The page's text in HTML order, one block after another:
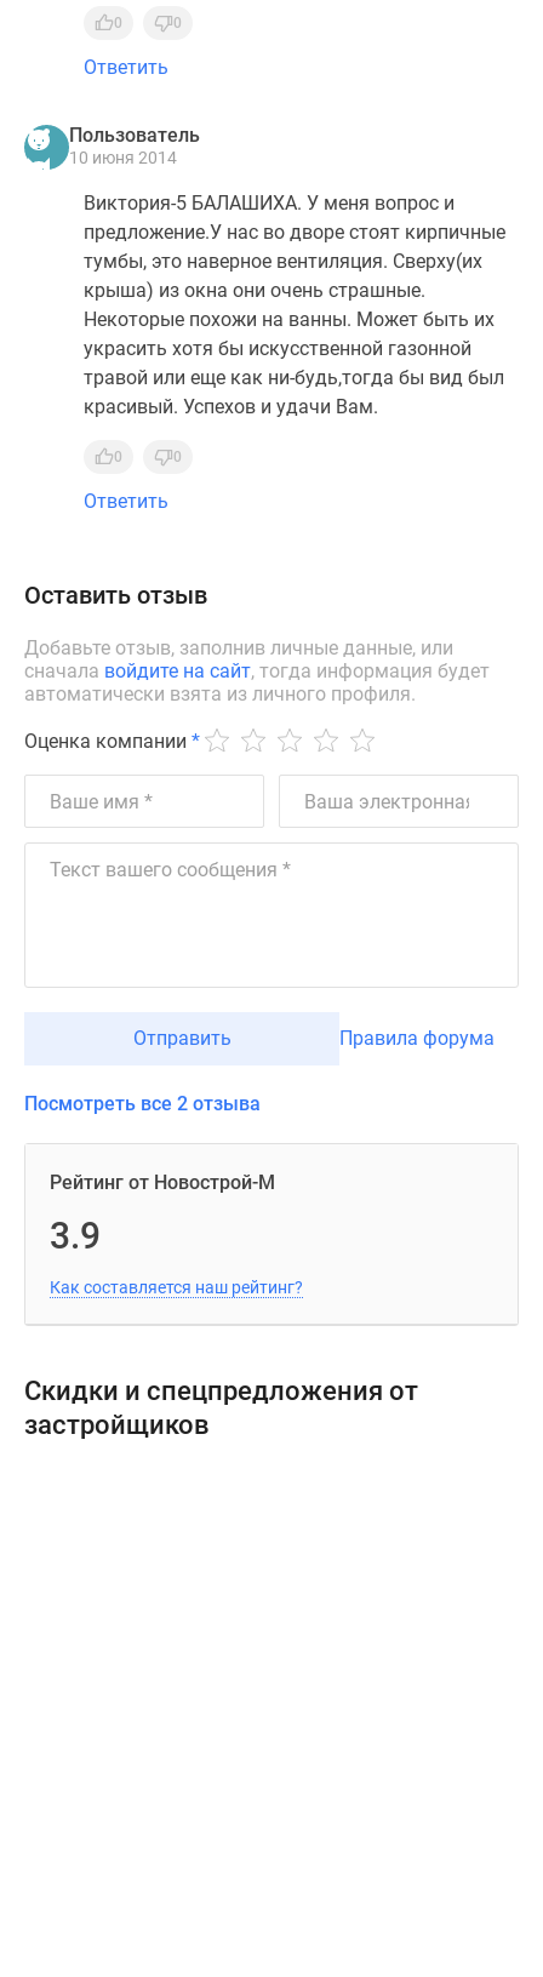
0 0
Ответить
Пользователь
10 июня 2014
Виктория-5 БАЛАШИХА. У меня вопрос и
предложение.У нас во дворе стоят кирпичные
тумбы, это наверное вентиляция. Сверху(их
крыша) из окна они очень страшные.
Некоторые похожи на ванны. Может быть их
украсить хотя бы искусственной газонной
травой или еще как ни-будь,тогда бы вид был
красивый. Успехов и удачи Вам.
0 0
Ответить
Оставить отзыв
Добавьте отзыв, заполнив личные данные, или
сначала войдите на сайт, тогда информация будет
автоматически взята из личного профиля.
Оценка компании *
Отправить Правила форума
Посмотреть все 2 отзыва
Рейтинг от Новострой-М
3.9
Как составляется наш рейтинг?
Скидки и спецпредложения от
застройщиков